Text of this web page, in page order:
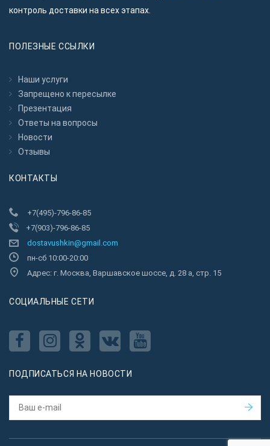
контроль доставки на всех этапах.
ПОЛЕЗНЫЕ ССЫЛКИ
Наши услуги
Запрещено к пересылкe
Презентация
Ответы на вопросы
Новости
Отзывы
КОНТАКТЫ
+7(495)-796-86-85
+7(903)-796-86-85
dostavushkin@gmail.com
пн-сб 10:00-20:00
Адрес: г. Москва, Варшавское шоссе, д. 28 а, стр. 15
CОЦИАЛЬНЫЕ СЕТИ
ПОДПИСАТЬСЯ НА НОВОСТИ